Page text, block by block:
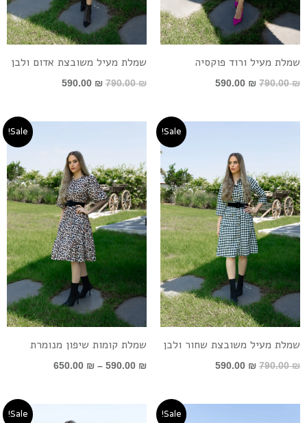
שמלת מעיל ורוד פוקסיה
790.00₪
590.00 ₪
שמלת מעיל משובצת אדום ולבן
790.00₪
590.00 ₪
Sale!
שמלת מעיל משובצת שחור ולבן
790.00₪
היה:
790.00 ₪.
590.00 ₪
Sale!
שמלת קומות שיפון מנומרת
590.00 ₪
–
650.00 ₪
מחירים:
Sale!
Sale!